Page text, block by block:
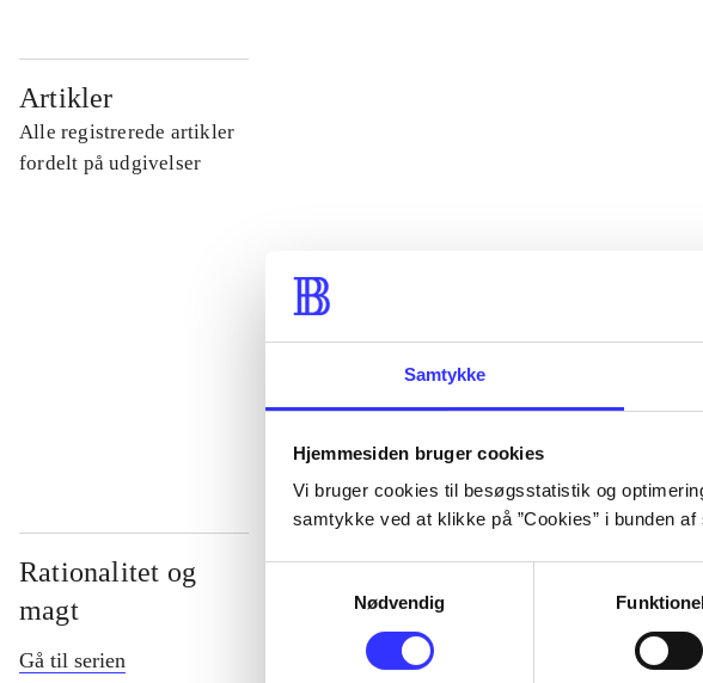
Samtykke
Hjemmesiden bruger cookies
Vi bruger cookies til besøgsstatistik og
samtykke ved at klikke på ”Cookies” i bunden
Nødvendig
Artikler
Alle registrerede artikler
fordelt på udgivelser
Rationalitet og
magt
Gå til serien